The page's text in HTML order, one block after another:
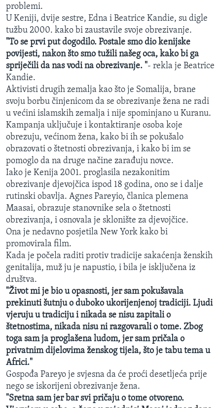
problemi.
U Keniji, dvije sestre, Edna i Beatrice Kandie, su digle
tužbu 2000. kako bi zaustavile svoje obrezivanje.
"To se prvi put dogodilo. Postale smo dio kenijske
povijesti, nakon što smo tužili našeg oca, kako bi ga
spriječili da nas vodi na obrezivanje. "- rekla je Beatrice
Kandie.
Aktivisti drugih zemalja kao što je Somalija, brane
svoju borbu činjenicom da se obrezivanje žena ne radi
u većini islamskih zemalja i nije spominjano u Kuranu.
Kampanja uključuje i kontaktiranje osoba koje
obrezuju, većinom žena, kako bi ih se pokušalo
obrazovati o štetnosti obrezivanja, i kako bi im se
pomoglo da na druge načine zarađuju novce.
Iako je Kenija 2001. proglasila nezakonitim
obrezivanje djevojčica ispod 18 godina, ono se i dalje
rutinski obavlja. Agnes Pareyio, članica plemena
Maasai, obrazuje stanovnike sela o štetnosti
obrezivanja, i osnovala je sklonište za djevojčice.
Ona je nedavno posjetila New York kako bi
promovirala film.
Kada je počela raditi protiv tradicije sakaćenja ženskih
genitalija, muž ju je napustio, i bila je isključena iz
društva.
"Život mi je bio u opasnosti, jer sam pokušavala
prekinuti šutnju o duboko ukorijenjenoj tradiciji. Ljudi
vjeruju u tradiciju i nikada se nisu zapitali o
štetnostima, nikada nisu ni razgovarali o tome. Zbog
toga sam ja proglašena ludom, jer sam pričala o
privatnim dijelovima ženskog tijela, što je tabu tema u
Africi."
Gospođa Pareyo je svjesna da će proći desetljeća prije
nego se iskorijeni obrezivanje žena.
"Sretna sam jer bar svi pričaju o tome otvoreno.